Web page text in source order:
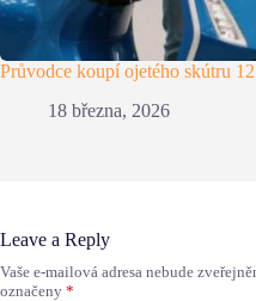
Průvodce koupí ojetého skútru
18 března, 2026
Leave a Reply
Vaše e-mailová adresa nebude
označeny *